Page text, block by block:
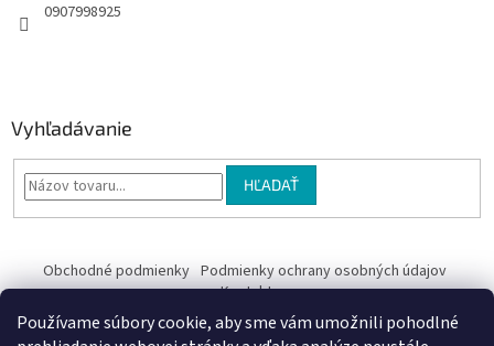
Používame súbory cookie, aby sme vám umožnili pohodlné
0907998925
Vyhľadávanie
HĽADAŤ
Obchodné podmienky Podmienky ochrany osobných údajov
Kontakty
Obchodné podmienky